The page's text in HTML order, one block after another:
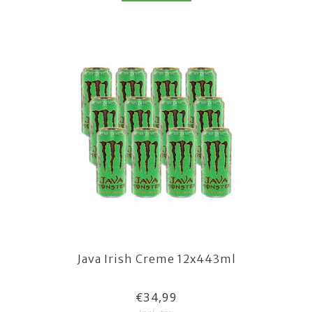
Java Irish Creme 12x443ml
€34,99